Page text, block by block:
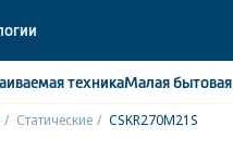
техникаМалая бытовая
Статические CSKR270M21S